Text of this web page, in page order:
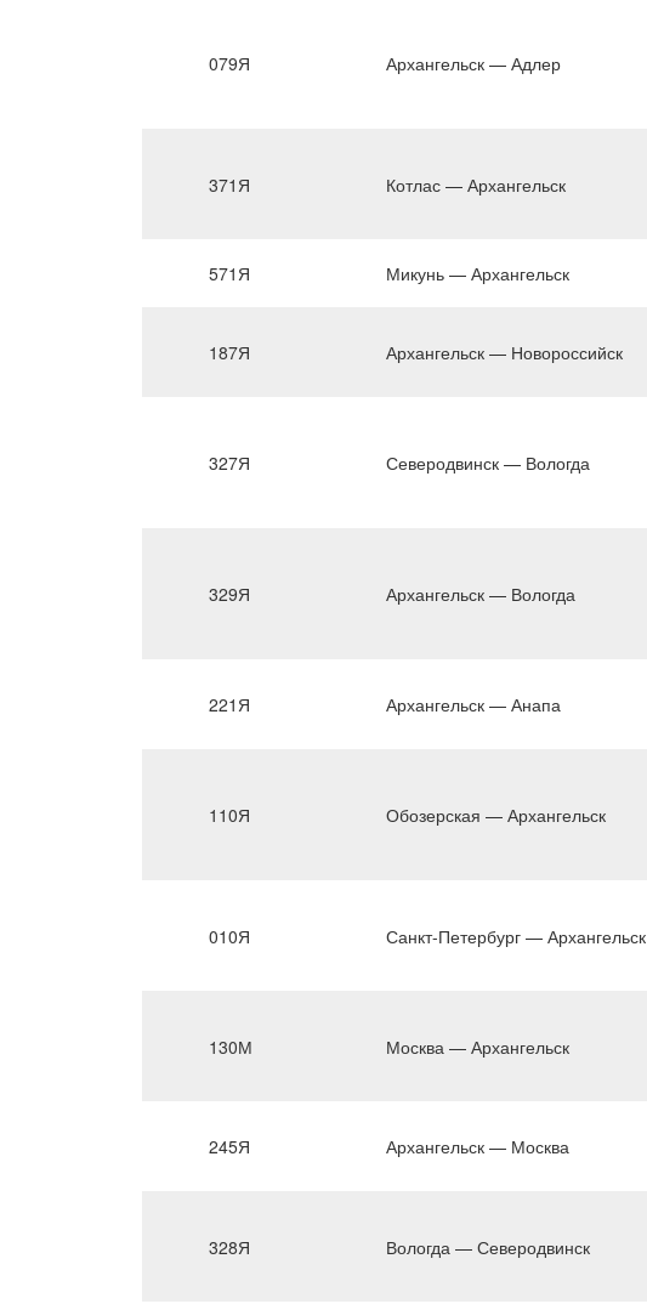
079Я Архангельск — Адлер
371Я Котлас — Архангельск
571Я Микунь — Архангельск
187Я Архангельск — Новороссийск
327Я Северодвинск — Вологда
329Я Архангельск — Вологда
221Я Архангельск — Анапа
110Я Обозерская — Архангельск
010Я Санкт-Петербург — Архангельск
130М Москва — Архангельск
245Я Архангельск — Москва
328Я Вологда — Северодвинск